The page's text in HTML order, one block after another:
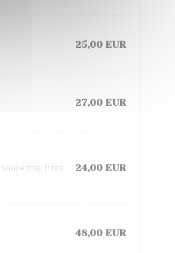
25,00 EUR
27,00 EUR
thaï, frites
24,00 EUR
48,00 EUR